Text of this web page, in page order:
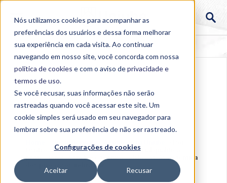
Nós utilizamos cookies para acompanhar as
preferências dos usuários e dessa forma melhorar
sua experiência em cada visita. Ao continuar
navegando em nosso site, você concorda com nossa
política de cookies e com o aviso deprivacidade e
termos de uso.
Se você recusar, suas informações não serão
rastreadas quando você acessar este site. Um
cookie simples será usado em seu navegador para
lembrar sobre sua preferência de não ser rastreado.
Configurações de cookies
Aceitar Recusar
Dentro do Curso | Manutenção Industrial qualifica
profissionais com base técnica sólida e visão sistêmica
dos processos industriais